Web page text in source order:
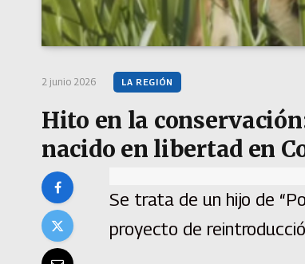
2 junio 2026 LA REGIÓN
Hito en la
nacido en libertad en
Se trata de un hijo de
proyecto de